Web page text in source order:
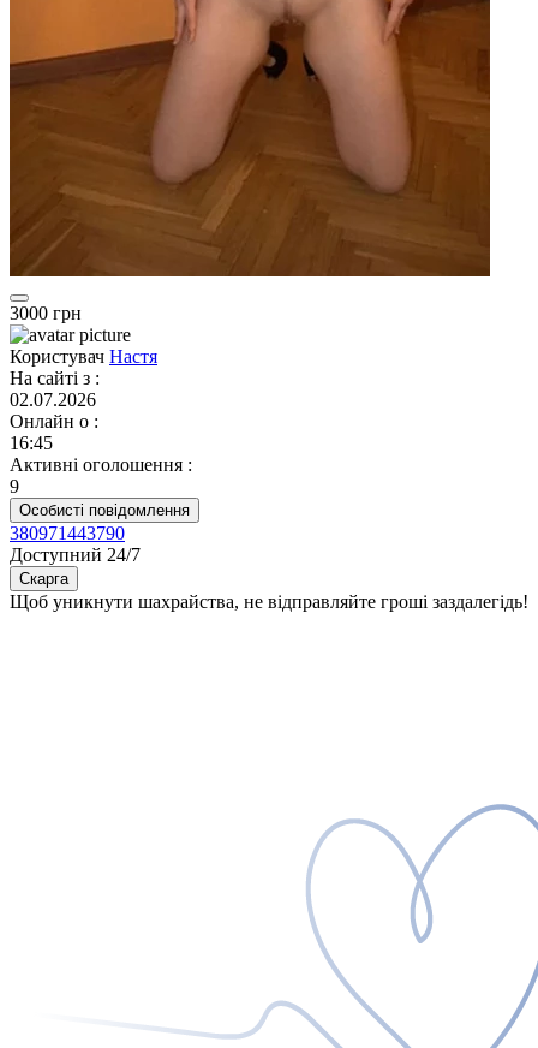
3000 грн
Користувач Настя
На сайті з :
02.07.2026
Онлайн о :
16:45
Активні оголошення :
9
Особисті повідомлення
380971443790
Доступний 24/7
Скарга
Щоб уникнути шахрайства, не відправляйте гроші заздалегідь!